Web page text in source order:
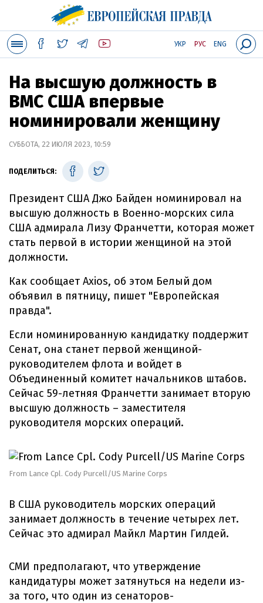
УКР РУС ENG
На высшую должность в
ВМС США впервые
номинировали женщину
СУББОТА, 22 ИЮЛЯ 2023, 10:59
ПОДЕЛИТЬСЯ:
Президент США Джо Байден номинировал на
высшую должность в Военно-морских сила
США адмирала Лизу Франчетти, которая может
стать первой в истории женщиной на этой
должности.
Как сообщает Axios, об этом Белый дом
объявил в пятницу, пишет "Европейская
правда".
Если номинированную кандидатку поддержит
Сенат, она станет первой женщиной-
руководителем флота и войдет в
Объединенный комитет начальников штабов.
Сейчас 59-летняя Франчетти занимает вторую
высшую должность – заместителя
руководителя морских операций.
From Lance Cpl. Cody Purcell/US Marine Corps
В США руководитель морских операций
занимает должность в течение четырех лет.
Сейчас это адмирал Майкл Мартин Гилдей.
СМИ предполагают, что утверждение
кандидатуры может затянуться на недели из-
за того, что один из сенаторов-